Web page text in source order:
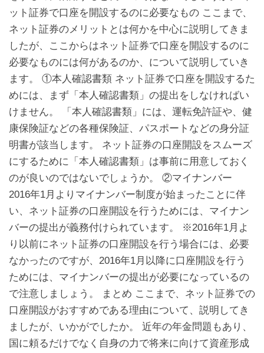
ット証券で口座を開設するのに必要なもの ここまで、
ネット証券のメリットとは何かを中心に説明してきま
したが、ここからはネット証券で口座を開設するのに
必要なものには何があるのか、について説明していき
ます。 ①本人確認書類 ネット証券で口座を開設するた
めには、まず「本人確認書類」の提出をしなければい
けません。 「本人確認書類」には、運転免許証や、健
康保険証などの各種保険証、パスポートなどの身分証
明書が該当します。 ネット証券の口座開設をスムーズ
にするために「本人確認書類」は事前に用意しておく
のが良いのではないでしょうか。 ②マイナンバー
2016年1月よりマイナンバー制度が始まったことに伴
い、ネット証券の口座開設を行うためには、マイナン
バーの提出が義務付けられています。 ※2016年1月よ
り以前にネット証券の口座開設を行う場合には、必要
なかったのですが、2016年1月以降に口座開設を行う
ためには、マイナンバーの提出が必要になっているの
で注意しましょう。 まとめ ここまで、ネット証券での
口座開設がおすすめである理由について、説明してき
ましたが、いかがでしたか。 近年の年金問題もあり、
国に頼るだけでなく自身の力で将来に向けて資産形成